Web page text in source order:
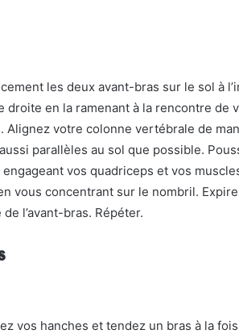
les deux avant-bras sur le sol à
droite en la ramenant à la rencontre de
Alignez votre colonne vertébrale de
parallèles au sol que possible.
vos quadriceps et vos
vous concentrant sur le nombril.
l’avant-bras. Répéter.
vos hanches et tendez un bras à la